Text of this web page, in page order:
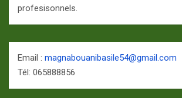
profesisonnels.
Email : magnabouanibasile54@gmail.com
Tél: 065888856